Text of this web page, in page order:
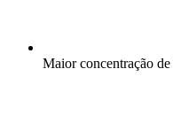
Maior concentração de